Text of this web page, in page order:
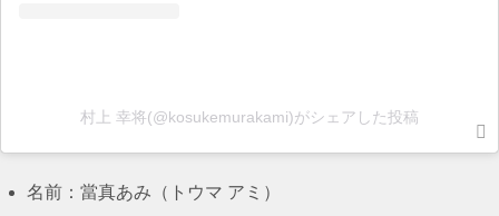
村上 幸将(@kosukemurakami)がシェアした投稿
名前：當真あみ（トウマ アミ）